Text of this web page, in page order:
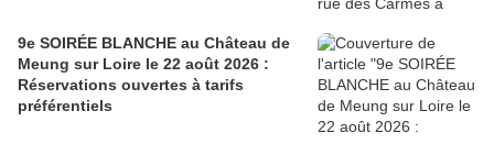
9e SOIRÉE BLANCHE au Château de
Meung sur Loire le 22 août 2026 :
Réservations ouvertes à tarifs
préférentiels